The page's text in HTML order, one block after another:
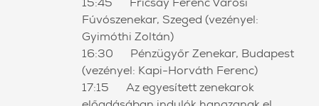
Fúvószenekar, Szeged (vezényel:
Gyimóthi Zoltán)
16:30 Pénzügyőr Zenekar, Budapest
(vezényel: Kapi-Horváth Ferenc)
17:15 Az egyesített zenekarok